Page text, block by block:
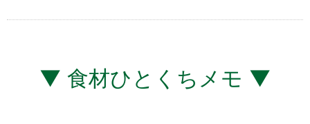
▼ 食材ひとくちメモ ▼